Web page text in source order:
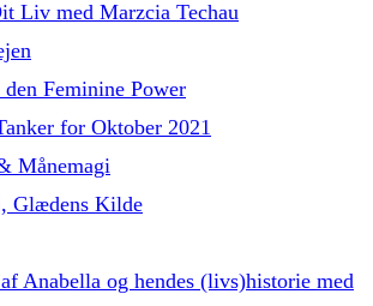
Liv med Marzcia Techau
Feminine Power
for Oktober 2021
Månemagi
Glædens Kilde
Anabella og hendes (livs)historie med